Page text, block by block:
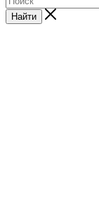
Найти